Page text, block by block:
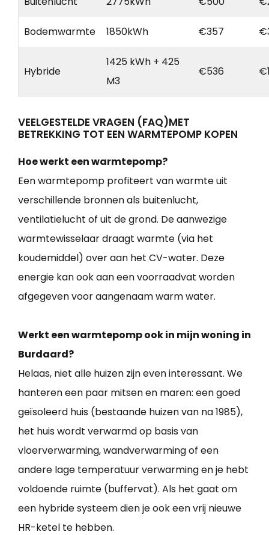
Bodemwarmte 1850kWh €357
Hybride
1425 kWh + 425
M3
€536
VEELGESTELDE VRAGEN (FAQ)MET
BETREKKING TOT EEN WARMTEPOMP KOPEN
Hoe werkt een warmtepomp?
Een warmtepomp profiteert van warmte uit
verschillende bronnen als buitenlucht,
ventilatielucht of uit de grond. De aanwezige
warmtewisselaar draagt warmte (via het
koudemiddel) over aan het CV-water. Deze
energie kan ook aan een voorraadvat worden
afgegeven voor aangenaam warm water.
Werkt een warmtepomp ook in mijn woning in
Burdaard?
Helaas, niet alle huizen zijn even interessant. We
hanteren een paar mitsen en maren: een goed
geïsoleerd huis (bestaande huizen van na 1985),
het huis wordt verwarmd op basis van
vloerverwarming, wandverwarming of een
andere lage temperatuur verwarming en je hebt
voldoende ruimte (buffervat). Als het gaat om
een hybride systeem dien je ook een vrij nieuwe
HR-ketel te hebben.